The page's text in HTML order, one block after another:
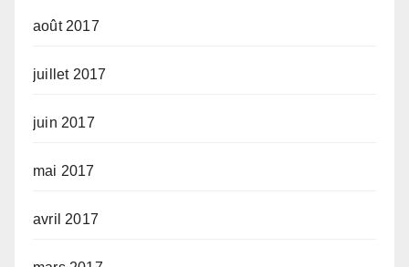
août 2017
juillet 2017
juin 2017
mai 2017
avril 2017